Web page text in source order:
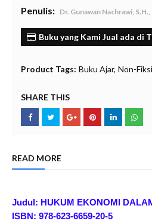
Penulis: Dr. Gunawan Nachrawi, S.H.,
Buku yang Kami Jual ada di
Product Tags: Buku Ajar Non-Fiksi
SHARE THIS
READ MORE
Judul: HUKUM EKONOMI
ISBN: 978-623-6659-20-5